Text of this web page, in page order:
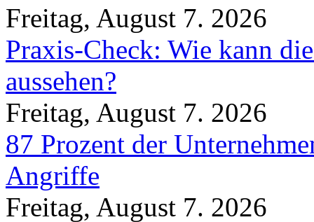
Freitag, August 7. 2026
Praxis-Check: Wie kann
aussehen?
Freitag, August 7. 2026
87 Prozent der
Angriffe
Freitag, August 7. 2026